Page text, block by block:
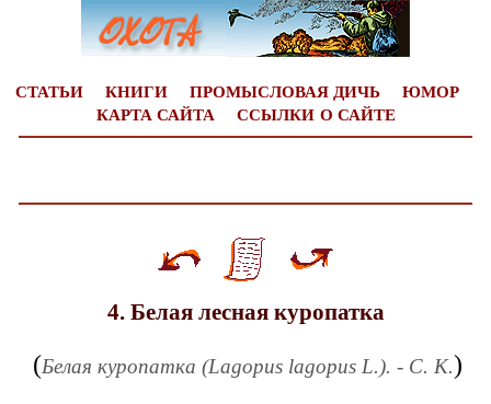
СТАТЬИ КНИГИ ПРОМЫСЛОВАЯ ДИЧЬ
ЮМОР
КАРТА САЙТА
ССЫЛКИ О САЙТЕ
4. Белая лесная куропатка
(Белая куропатка (Lagopus lagopus L.). - С. К.)